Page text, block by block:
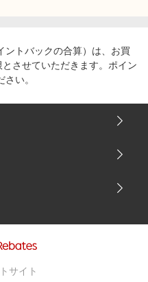
ントバックの合算）は、お買
させていただきます。ポイン
い。
サイト